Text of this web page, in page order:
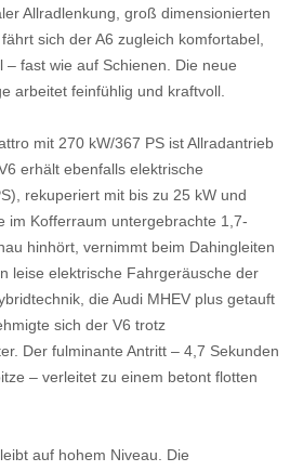
Allradlenkung, groß dimensionierten
sich der A6 zugleich komfortabel,
– fast wie auf Schienen. Die neue
arbeitet feinfühlig und kraftvoll.
mit 270 kW/367 PS ist Allradantrieb
erhält ebenfalls elektrische
rekuperiert mit bis zu 25 kW und
im Kofferraum untergebrachte 1,7-
hinhört, vernimmt beim Dahingleiten
leise elektrische Fahrgeräusche der
die Audi MHEV plus getauft
sich der V6 trotz
Der fulminante Antritt – 4,7 Sekunden
– verleitet zu einem betont flotten
auf hohem Niveau. Die